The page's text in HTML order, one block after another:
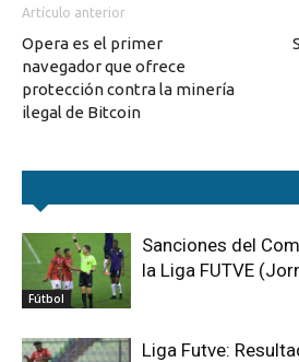
Artículo anterior
Opera es el primer
navegador que ofrece
protección contra la minería
ilegal de Bitcoin
Fútbol
Sanciones del
la Liga FUTVE
Liga Futve: